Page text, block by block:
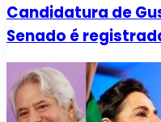
Candidatura de
Senado é